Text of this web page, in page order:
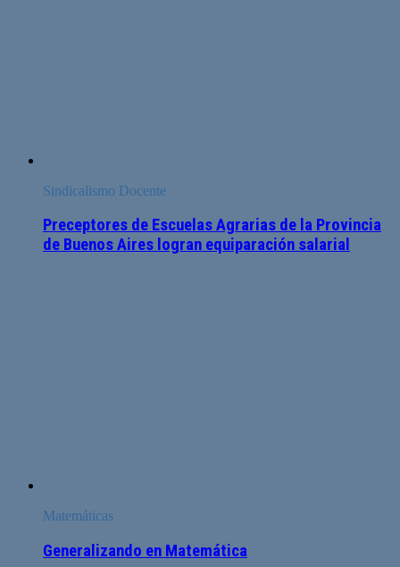
Sindicalismo Docente
Preceptores de Escuelas Agrarias de la Provincia
de Buenos Aires logran equiparación salarial
Matemáticas
Generalizando en Matemática